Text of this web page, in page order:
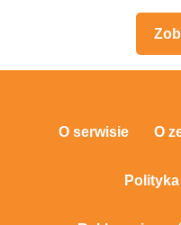
O serwisie O